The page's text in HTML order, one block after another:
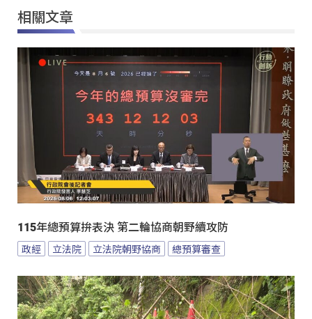
相關文章
115年總預算拚表決 第二輪協商朝野續攻防
政經 立法院 立法院朝野協商 總預算審查